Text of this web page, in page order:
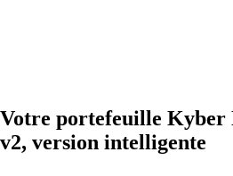
Votre portefeuille Kyber
v2, version intelligente